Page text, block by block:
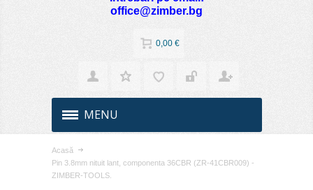
office@zimber.bg
0,00 €
MENU
Acasă
Pin 3.8mm nituit lant, componenta 36CBR (ZR-41CBR009) -
ZIMBER-TOOLS.